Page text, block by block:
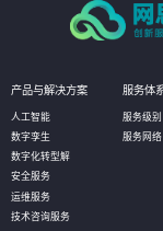
产品与解决方案
人工智能
数字孪生
数字化转型解
安全服务
运维服务
技术咨询服务
服务体
服务级别
服务网络